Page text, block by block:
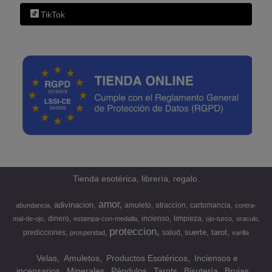
TikTok
Tienda esotérica, librería, regalo.
abundancia adivinacion amor amuleto atraccion cartomancia
contra-
mal-de-ojo
dinero estampa-con-medalla incienso limpieza ojo-turco oraculo
predicciones prosperidad proteccion salud suerte tarot varilla
Velas Amuletos Productos Esotéricos
Inciensos e